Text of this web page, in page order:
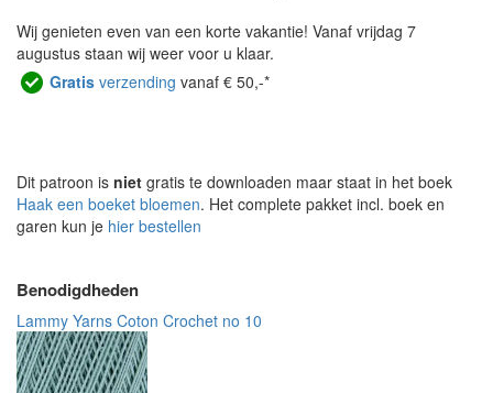
Wij genieten even van een korte vakantie! Vanaf vrijdag 7
augustus staan wij weer voor u klaar.
Gratis verzending vanaf € 50,-*
Dit patroon is niet gratis te downloaden maar staat in het boek
Haak een boeket bloemen. Het complete pakket incl. boek en
garen kun je hier bestellen
Benodigdheden
Lammy Yarns Coton Crochet no 10